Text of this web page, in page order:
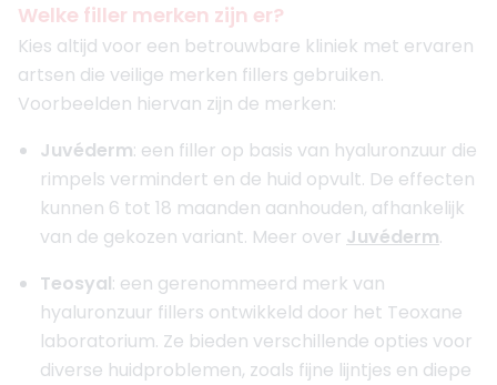
Welke filler merken zijn er?
Kies altijd voor een betrouwbare kliniek met ervaren
artsen die veilige merken fillers gebruiken.
Voorbeelden hiervan zijn de merken:
Juvéderm: een filler op basis van hyaluronzuur die
rimpels vermindert en de huid opvult. De effecten
kunnen 6 tot 18 maanden aanhouden, afhankelijk
van de gekozen variant. Meer over Juvéderm.
Teosyal: een gerenommeerd merk van
hyaluronzuur fillers ontwikkeld door het Teoxane
laboratorium. Ze bieden verschillende opties voor
diverse huidproblemen, zoals fijne lijntjes en diepe